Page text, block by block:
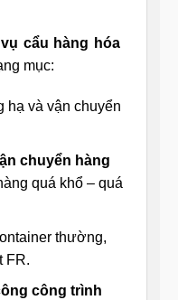
cẩu hàng hóa
mục:
hạ và vận chuyển
chuyển hàng
quá khổ – quá
thường,
FR.
công trình